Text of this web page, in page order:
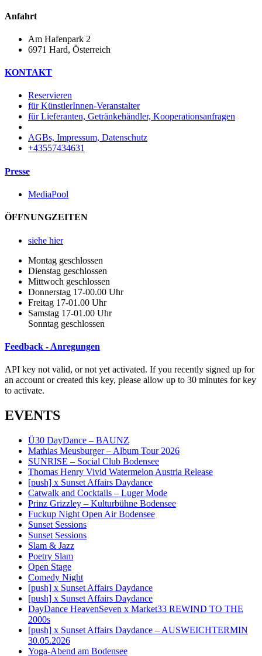
Anfahrt
Am Hafenpark 2
6971 Hard, Österreich​
KONTAKT
Reservieren
für KünstlerInnen-Veranstalter
für Lieferanten, Getränkehändler, Kooperationsanfragen
AGBs, Impressum, Datenschutz
+43557434631
Presse
MediaPool
ÖFFNUNGZEITEN
siehe hier
Montag geschlossen
Dienstag geschlossen
Mittwoch geschlossen
Donnerstag 17-00.00 Uhr
Freitag 17-01.00 Uhr
Samstag 17-01.00 Uhr
Sonntag geschlossen
Feedback - Anregungen
API key not valid, or not yet activated. If you recently signed up for
an account or created this key, please allow up to 30 minutes for key
to activate.
EVENTS
Ü30 DayDance – BAUNZ
Mathias Meusburger – Album Tour 2026
SUNRISE – Social Club Bodensee
Thomas Henry Vivid Watermelon Austria Release
[push] x Sunset Affairs Daydance
Catwalk and Cocktails – Luger Mode
Prinz Grizzley – Kulturbühne Bodensee
Fuckup Night Open Air Bodensee
Sunset Sessions
Sunset Sessions
Slam & Jazz
Poetry Slam
Open Stage
Comedy Night
[push] x Sunset Affairs Daydance
[push] x Sunset Affairs Daydance
DayDance HeavenSeven x Market33 REWIND TO THE
2000s
[push] x Sunset Affairs Daydance – AUSWEICHTERMIN
30.05.2026
Yoga-Abend am Bodensee